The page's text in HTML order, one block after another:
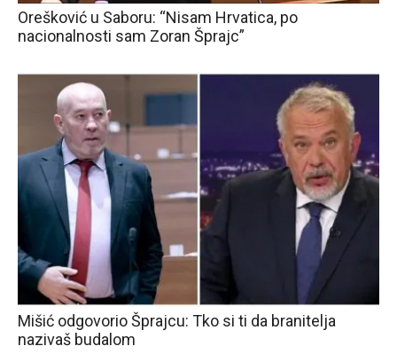
Orešković u Saboru: “Nisam Hrvatica, po
nacionalnosti sam Zoran Šprajc”
Mišić odgovorio Šprajcu: Tko si ti da branitelja
nazivaš budalom